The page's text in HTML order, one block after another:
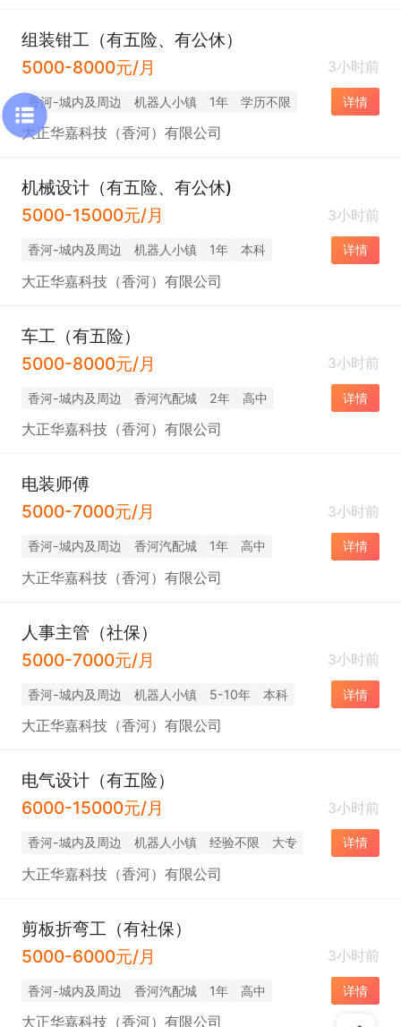
组装钳工（有五险、有公休）
5000-8000元/月
3小时前
香河-城内及周边 机器人小镇 1年 学历不限 详情
大正华嘉科技（香河）有限公司
机械设计（有五险、有公休)
5000-15000元/月
3小时前
香河-城内及周边 机器人小镇 1年 本科 详情
大正华嘉科技（香河）有限公司
车工（有五险）
5000-8000元/月
3小时前
香河-城内及周边 香河汽配城 2年 高中 详情
大正华嘉科技（香河）有限公司
电装师傅
5000-7000元/月
3小时前
香河-城内及周边 香河汽配城 1年 高中 详情
大正华嘉科技（香河）有限公司
人事主管（社保）
5000-7000元/月
3小时前
香河-城内及周边 机器人小镇 5-10年 本科 详情
大正华嘉科技（香河）有限公司
电气设计（有五险）
6000-15000元/月
3小时前
香河-城内及周边 机器人小镇 经验不限 大专 详情
大正华嘉科技（香河）有限公司
剪板折弯工（有社保）
5000-6000元/月
3小时前
香河-城内及周边 香河汽配城 1年 高中 详情
大正华嘉科技（香河）有限公司